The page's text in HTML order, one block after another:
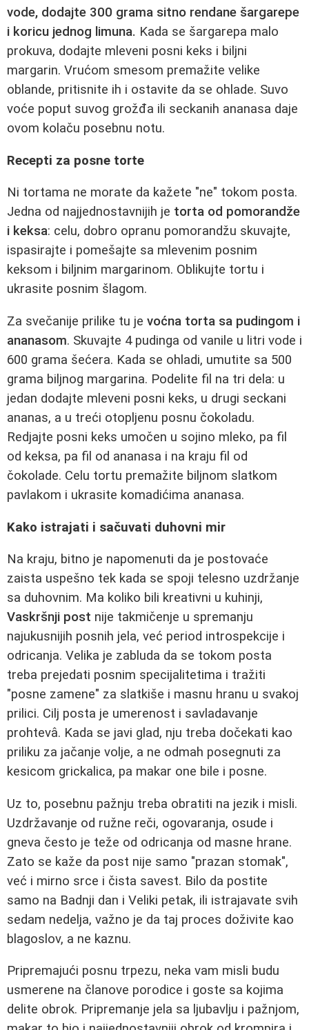
vode, dodajte 300 grama sitno rendane šargarepe
i koricu jednog limuna. Kada se šargarepa malo
prokuva, dodajte mleveni posni keks i biljni
margarin. Vrućom smesom premažite velike
oblande, pritisnite ih i ostavite da se ohlade. Suvo
voće poput suvog grožđa ili seckanih ananasa daje
ovom kolaču posebnu notu.
Recepti za posne torte
Ni tortama ne morate da kažete "ne" tokom posta.
Jedna od najjednostavnijih je torta od pomorandže
i keksa: celu, dobro opranu pomorandžu skuvajte,
ispasirajte i pomešajte sa mlevenim posnim
keksom i biljnim margarinom. Oblikujte tortu i
ukrasite posnim šlagom.
Za svečanije prilike tu je voćna torta sa pudingom i
ananasom. Skuvajte 4 pudinga od vanile u litri vode i
600 grama šećera. Kada se ohladi, umutite sa 500
grama biljnog margarina. Podelite fil na tri dela: u
jedan dodajte mleveni posni keks, u drugi seckani
ananas, a u treći otopljenu posnu čokoladu.
Redjajte posni keks umočen u sojino mleko, pa fil
od keksa, pa fil od ananasa i na kraju fil od
čokolade. Celu tortu premažite biljnom slatkom
pavlakom i ukrasite komadićima ananasa.
Kako istrajati i sačuvati duhovni mir
Na kraju, bitno je napomenuti da je postovaće
zaista uspešno tek kada se spoji telesno uzdržanje
sa duhovnim. Ma koliko bili kreativni u kuhinji,
Vaskršnji post nije takmičenje u spremanju
najukusnijih posnih jela, već period introspekcije i
odricanja. Velika je zabluda da se tokom posta
treba prejedati posnim specijalitetima i tražiti
"posne zamene" za slatkiše i masnu hranu u svakoj
prilici. Cilj posta je umerenost i savladavanje
prohtevâ. Kada se javi glad, nju treba dočekati kao
priliku za jačanje volje, a ne odmah posegnuti za
kesicom grickalica, pa makar one bile i posne.
Uz to, posebnu pažnju treba obratiti na jezik i misli.
Uzdržavanje od ružne reči, ogovaranja, osude i
gneva često je teže od odricanja od masne hrane.
Zato se kaže da post nije samo "prazan stomak",
već i mirno srce i čista savest. Bilo da postite
samo na Badnji dan i Veliki petak, ili istrajavate svih
sedam nedelja, važno je da taj proces doživite kao
blagoslov, a ne kaznu.
Pripremajući posnu trpezu, neka vam misli budu
usmerene na članove porodice i goste sa kojima
delite obrok. Pripremanje jela sa ljubavlju i pažnjom,